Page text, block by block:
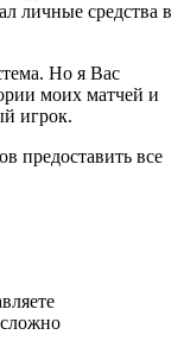
личные средства в
Но я Вас
моих матчей и
игрок.
предоставить все